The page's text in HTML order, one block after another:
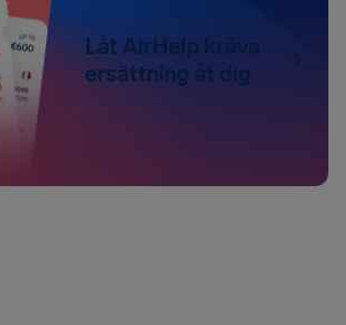
Låt AirHelp kräva
ersättning åt dig